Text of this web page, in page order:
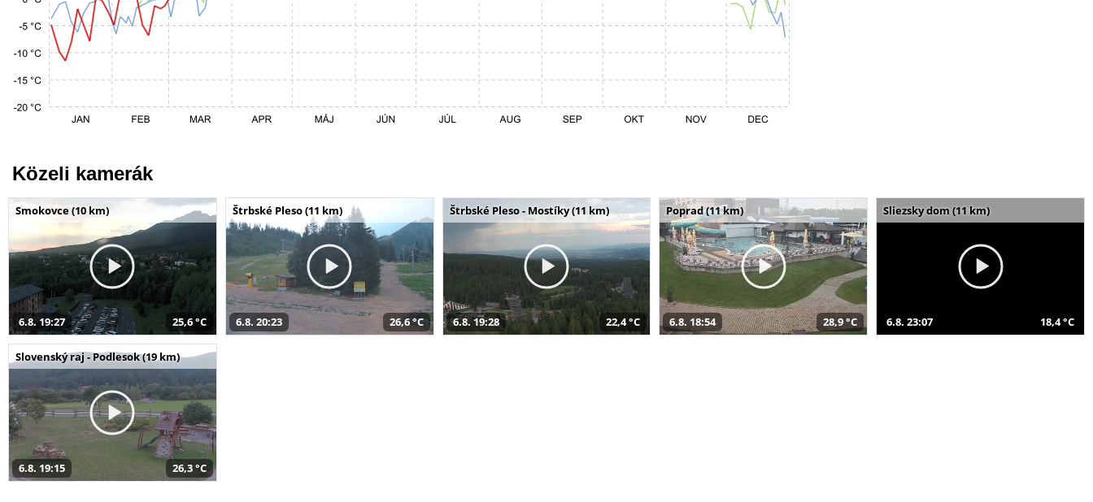
Közeli kamerák
Smokovce (10 km)
6.8. 19:27 25,6 °C
Štrbské Pleso (11 km)
6.8. 20:23 26,6 °C
Štrbské Pleso - Mostíky (11 km)
6.8. 19:28 22,4 °C
Poprad (11 km)
6.8. 18:54 28,9 °C
Sliezsky dom (11 km)
6.8. 23:07 18,4 °C
Slovenský raj - Podlesok (19 km)
6.8. 19:15 26,3 °C